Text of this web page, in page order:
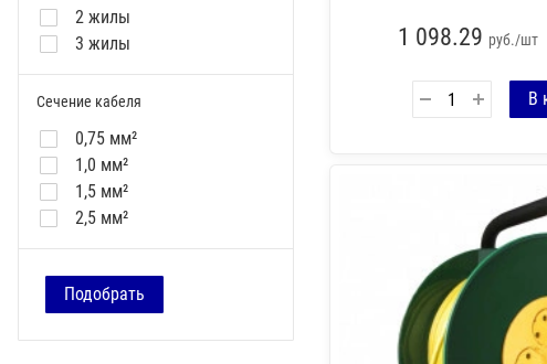
2 жилы
3 жилы
Сечение кабеля
0,75 мм²
1,0 мм²
1,5 мм²
2,5 мм²
Подобрать
1 098.29 руб./шт